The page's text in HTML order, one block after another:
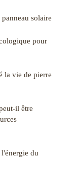
solaire
pour
la vie de pierre
il être
du